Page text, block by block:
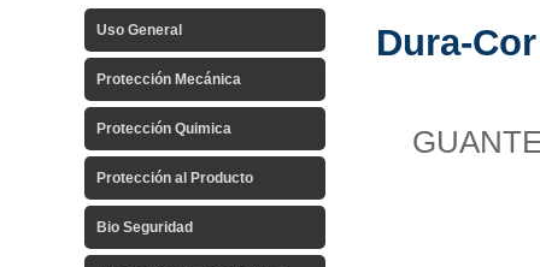
Dura-
Uso General
Protección Mecánica
Protección Quimica
Protección al Producto
Bio Seguridad